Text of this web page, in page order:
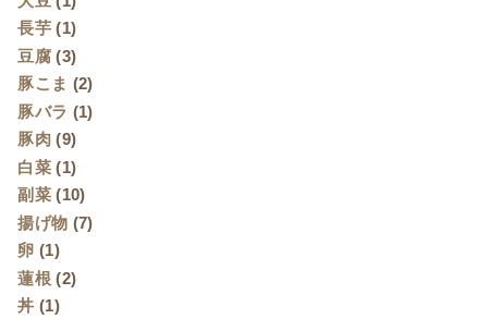
長芋 (1)
豆腐 (3)
豚こま (2)
豚バラ (1)
豚肉 (9)
白菜 (1)
副菜 (10)
揚げ物 (7)
卵 (1)
蓮根 (2)
丼 (1)